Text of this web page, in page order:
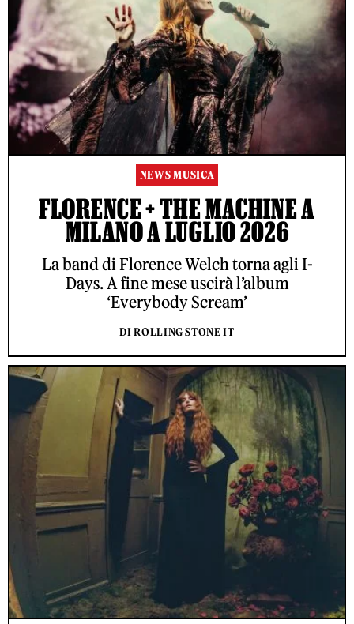
NEWS MUSICA
FLORENCE + THE MACHINE A
MILANO A LUGLIO 2026
La band di Florence Welch torna agli I-
Days. A fine mese uscirà l’album
‘Everybody Scream’
DI ROLLING STONE IT